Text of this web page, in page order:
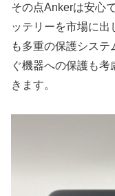
その点Ankerは安心
ッテリーを市場に出
も多重の保護シス
ぐ機器への保護も
きます。